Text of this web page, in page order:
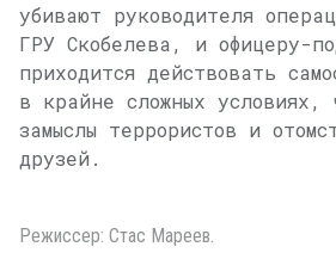
убивают руководителя
ГРУ Скобелева, и офицеру-
приходится действовать
в крайне сложных условиях,
замыслы террористов и
друзей.
Режиссер: Стас Мареев.